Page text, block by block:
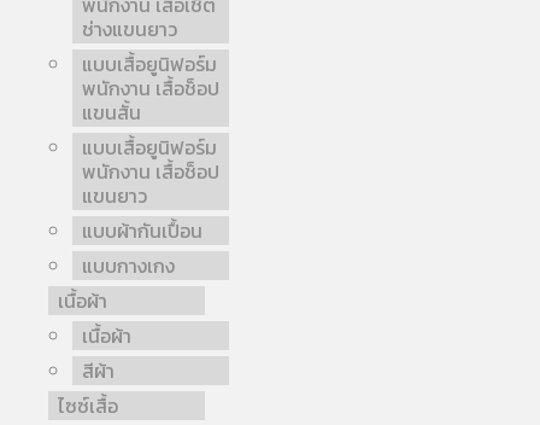
ช่างแขนยาว
แบบเสื้อยูนิฟอร์ม
พนักงาน เสื้อช็อป
แขนสั้น
แบบเสื้อยูนิฟอร์ม
พนักงาน เสื้อช็อป
แขนยาว
แบบผ้ากันเปื้อน
แบบกางเกง
เนื้อผ้า
เนื้อผ้า
สีผ้า
ไซซ์เสื้อ